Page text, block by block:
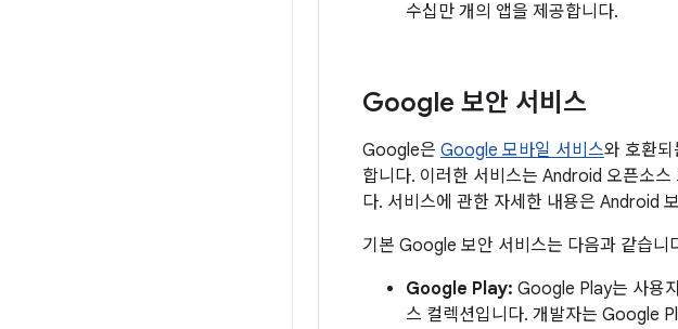
수십만 개의 앱을 제공합니다.
Google 보안 서비스
Google은 Google 모바일 서비스와 호환
합니다. 이러한 서비스는 Android 오픈소
다. 서비스에 관한 자세한 내용은 Android
기본 Google 보안 서비스는 다음과 같습니
Google Play: Google Play는 사용
스 컬렉션입니다. 개발자는 Google